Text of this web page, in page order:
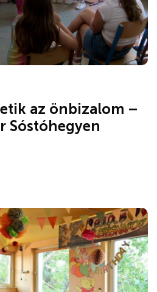
az önbizalom –
Sóstóhegyen